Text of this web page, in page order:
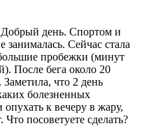
Добрый день. Спортом и
занималась. Сейчас стала
пробежки (минут
После бега около 20
что 2 день
болезненных
к вечеру в жару,
посоветуете сделать?